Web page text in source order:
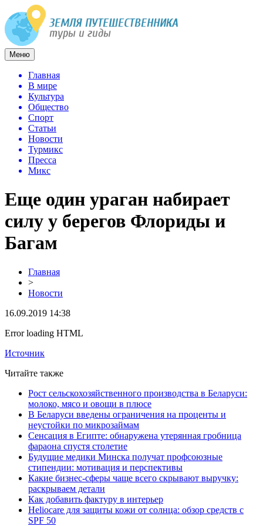
Меню
Главная
В мире
Культура
Общество
Спорт
Статьи
Новости
Турмикс
Пресса
Микс
Еще один ураган набирает
силу у берегов Флориды и
Багам
Главная
>
Новости
16.09.2019 14:38
Error loading HTML
Источник
Читайте также
Рост сельскохозяйственного производства в Беларуси:
молоко, мясо и овощи в плюсе
В Беларуси введены ограничения на проценты и
неустойки по микрозаймам
Сенсация в Египте: обнаружена утерянная гробница
фараона спустя столетие
Будущие медики Минска получат профсоюзные
стипендии: мотивация и перспективы
Какие бизнес-сферы чаще всего скрывают выручку:
раскрываем детали
Как добавить фактуру в интерьер
Heliocare для защиты кожи от солнца: обзор средств с
SPF 50